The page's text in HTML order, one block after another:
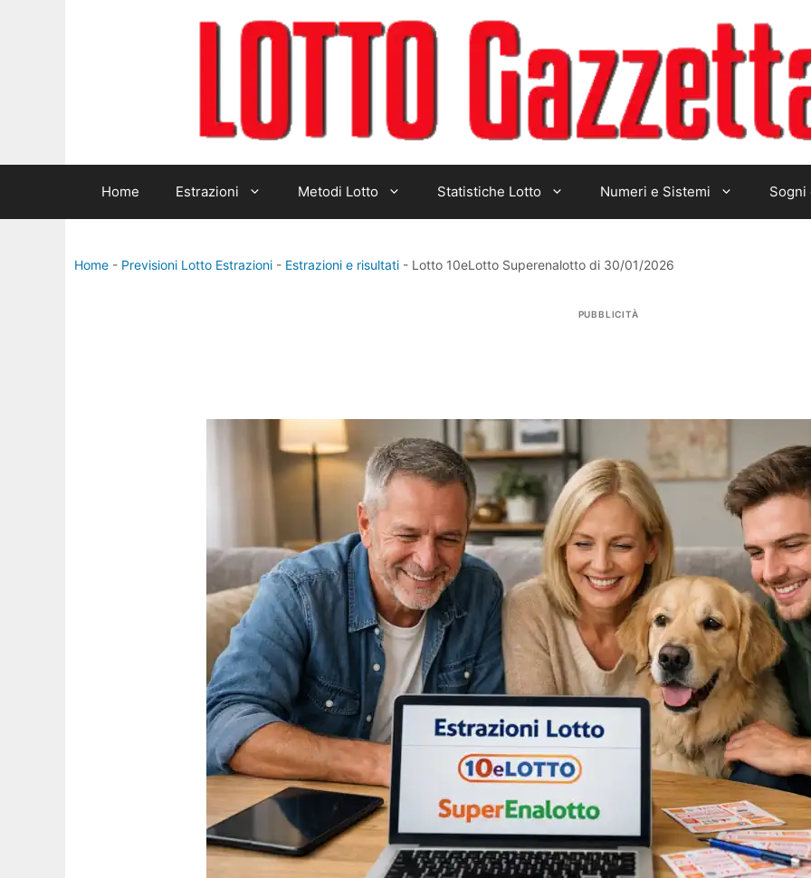
Home Estrazioni Metodi Lotto Statistiche Lotto Numeri e Sistemi Sogni
Home - Previsioni Lotto Estrazioni - Estrazioni e risultati - Lotto 10eLotto Superenalotto di 30/01/2026
PUBBLICITÀ